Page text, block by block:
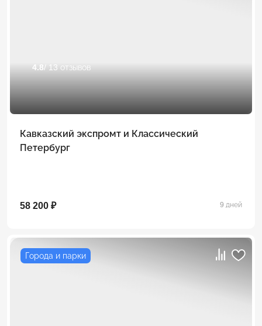
4.8/ 13 отзывов
Кавказский экспромт и Классический
Петербург
58 200 ₽ 9 дней
Города и парки